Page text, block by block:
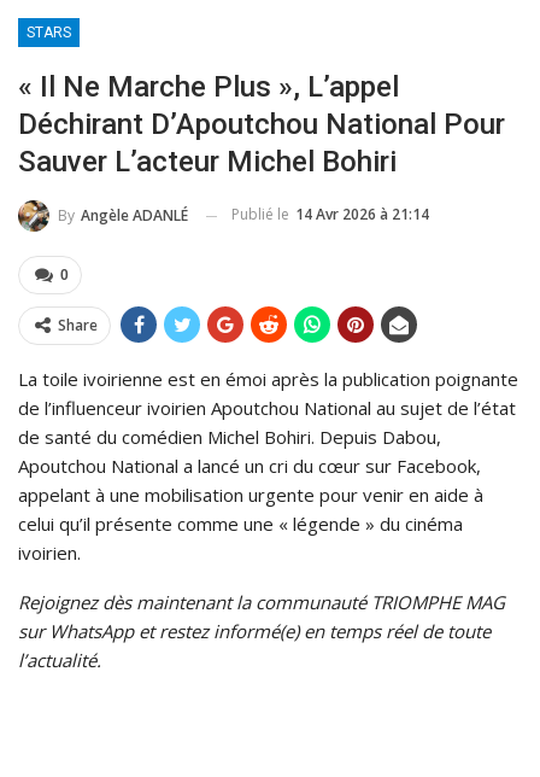
STARS
« Il Ne Marche Plus », L’appel
Déchirant D’Apoutchou National Pour
Sauver L’acteur Michel Bohiri
By Angèle ADANLÉ Publié le 14 Avr 2026 à 21:14
0
Share
La toile ivoirienne est en émoi après la publication poignante
de l’influenceur ivoirien Apoutchou National au sujet de l’état
de santé du comédien Michel Bohiri. Depuis Dabou,
Apoutchou National a lancé un cri du cœur sur Facebook,
appelant à une mobilisation urgente pour venir en aide à
celui qu’il présente comme une « légende » du cinéma
ivoirien.
Rejoignez dès maintenant la communauté TRIOMPHE MAG
sur WhatsApp et restez informé(e) en temps réel de toute
l’actualité.